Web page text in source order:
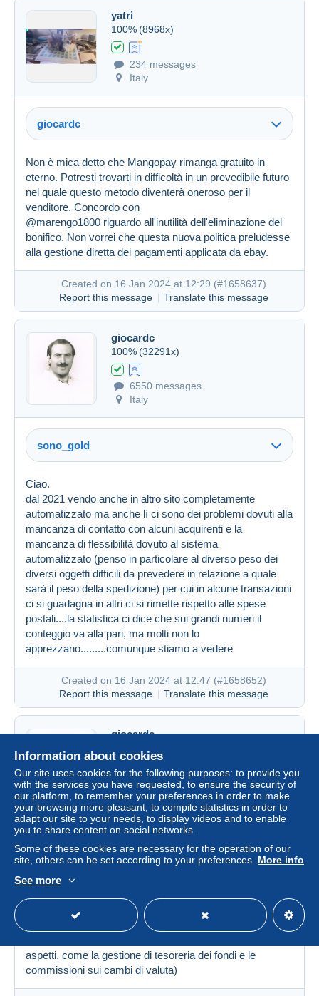
yatri
100% (8968x)
234 messages
Italy
giocardc
Created on 16 Jan 2024 at 12:12 #1658616
Non è mica detto che Mangopay rimanga gratuito in
eterno. Potresti trovarti in difficoltà in un prevedibile futuro
nel quale questo metodo diventerà oneroso per il
venditore. Concordo con
@marengo1800 riguardo all'inutilità dell'eliminazione del
bonifico. Non vorrei che questa nuova politica preludesse
alla gestione diretta dei pagamenti applicata da ebay.
Created on 16 Jan 2024 at 12:29 (#1658637)
Report this message
Translate this message
giocardc
100% (32291x)
6550 messages
Italy
sono_gold
Created on 16 Jan 2024 at 12:27 #1658631
Ciao.
dal 2021 vendo anche in altro sito completamente
automatizzato ma anche lì ci sono dei problemi dovuti alla
mancanza di contatto con alcuni acquirenti e la
mancanza di flessibilità dovuto al sistema
automatizzato (penso in particolare al diverso peso dei
diversi oggetti difficili da prevedere in relazione a quale
sarà il peso della spedizione) per cui in alcune transazioni
ci si guadagna in altri ci si rimette rispetto alle spese
postali....la statistica ci dice che sui grandi numeri il
conteggio va alla pari, ma molti non lo
apprezzano.........comunque stiamo a vedere
Created on 16 Jan 2024 at 12:47 (#1658652)
Report this message
Translate this message
giocardc
6550 messages
Italy
Ciao,
presentano, comunque penso che la gratuità di Mango
Pay possa essere non di breve periodo, sostituita da altre
aspetti, come la gestione di tesoreria dei fondi e le
commissioni sui cambi di valuta)
Information about cookies
Our site uses cookies for the following purposes: to provide you
with the services you have requested, to ensure the security of
our platform, to remember your preferences in order to make
your browsing more pleasant, to compile statistics in order to
adapt our site to your needs, to display videos and to enable
you to share content on social networks.
Some of these cookies are necessary for the operation of our
site, others can be set according to your preferences. More info
See more